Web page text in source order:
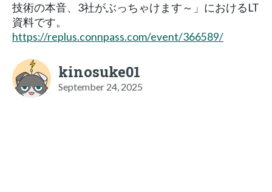
技術の本音、3社がぶっちゃけます～」におけるLT
資料です。
https://replus.connpass.com/event/366589/
kinosuke01
September 24, 2025